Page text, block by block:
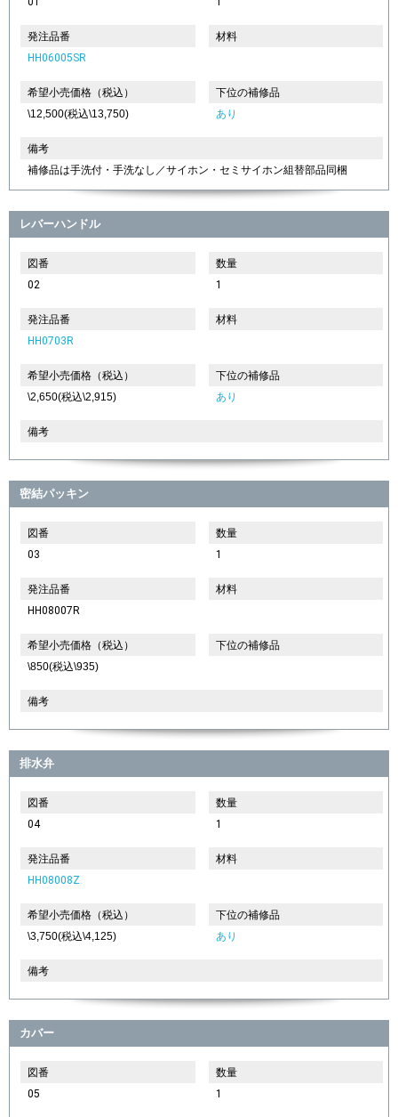
発注品番
HH06005SR
材料
希望小売価格（税込）
\12,500(税込\13,750)
下位の補修品
あり
備考
補修品は手洗付・手洗なし／サイホン・セミサイホン組替部品同梱
レバーハンドル
図番
02
数量
1
発注品番
HH0703R
材料
希望小売価格（税込）
\2,650(税込\2,915)
下位の補修品
あり
備考
密結パッキン
図番
03
数量
1
発注品番
HH08007R
材料
希望小売価格（税込）
\850(税込\935)
下位の補修品
備考
排水弁
図番
04
数量
1
発注品番
HH08008Z
材料
希望小売価格（税込）
\3,750(税込\4,125)
下位の補修品
あり
備考
カバー
図番
05
数量
1